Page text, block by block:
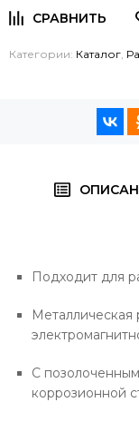
Категории: Каталог,
Подходит для
Металлическая
С
коррозионной